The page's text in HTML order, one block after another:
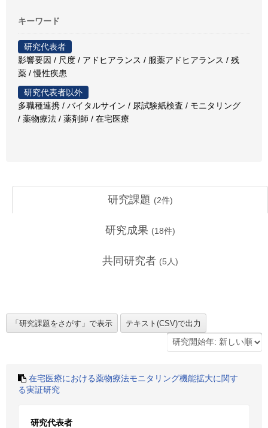
キーワード
研究代表者
影響要因 / 尺度 / アドヒアランス / 服薬アドヒアランス / 残
薬 / 慢性疾患
研究代表者以外
多職種連携 / バイタルサイン / 尿試験紙検査 / モニタリング
/ 薬物療法 / 薬剤師 / 在宅医療
研究課題 (2件)
研究成果 (18件)
共同研究者 (5 人)
在宅医療における薬物療法モニタリング機能拡大に関す
る実証研究
研究代表者